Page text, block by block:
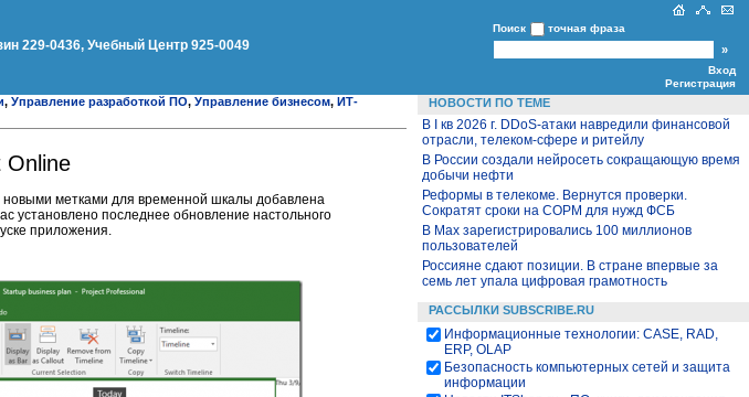
229-0436, Учебный Центр 925-0049
Поиск точная фраза
Вход
Регистрация
, Управление разработкой ПО, Управление бизнесом, ИТ-
Online
новыми метками для временной шкалы добавлена
установлено последнее обновление настольного
приложения.
НОВОСТИ ПО ТЕМЕ
В I кв 2026 г. DDoS-атаки навредили финансовой
отрасли, телеком-сфере и ритейлу
В России создали нейросеть сокращающую время
добычи нефти
Реформы в телекоме. Вернутся проверки.
Сократят сроки на СОРМ для нужд ФСБ
В Max зарегистрировались 100 миллионов
пользователей
Россияне сдают позиции. В стране впервые за
семь лет упала цифровая грамотность
РАССЫЛКИ SUBSCRIBE.RU
Информационные технологии: CASE, RAD,
ERP, OLAP
Безопасность компьютерных сетей и защита
информации